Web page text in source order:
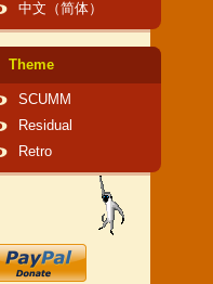
中文（简体）
Theme
SCUMM
Residual
Retro